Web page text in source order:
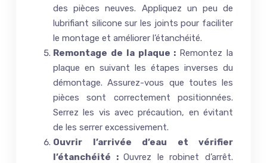
des pièces neuves. Appliquez un peu de
lubrifiant silicone sur les joints pour faciliter
le montage et améliorer l’étanchéité.
Remontage de la plaque : Remontez la
plaque en suivant les étapes inverses du
démontage. Assurez-vous que toutes les
pièces sont correctement positionnées.
Serrez les vis avec précaution, en évitant
de les serrer excessivement.
Ouvrir l’arrivée d’eau et vérifier
l’étanchéité :Ouvrez le robinet d’arrêt.